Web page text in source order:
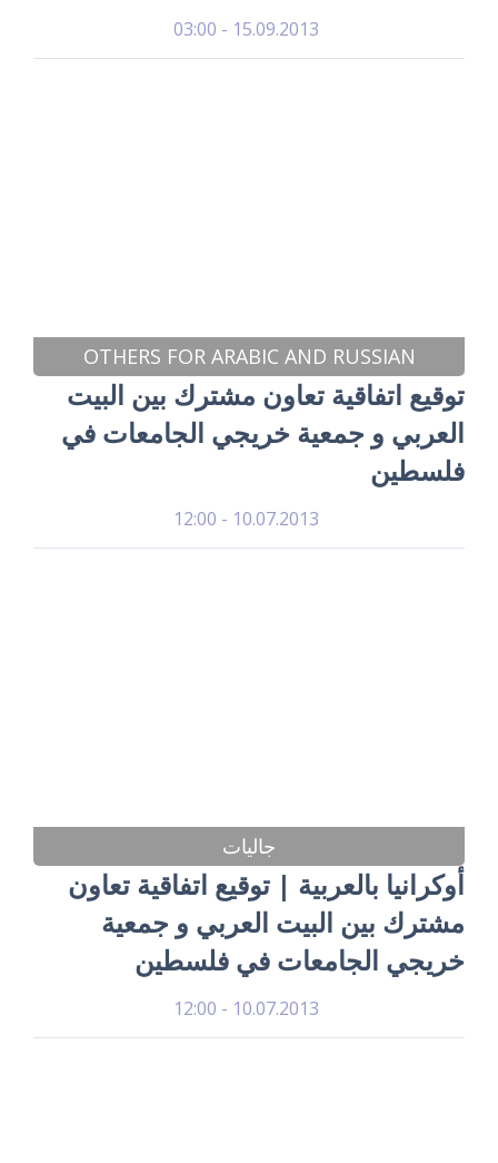
15.09.2013 - 03:00
OTHERS FOR ARABIC AND RUSSIAN
توقيع اتفاقية تعاون مشترك بين البيت
العربي و جمعية خريجي الجامعات في
فلسطين
10.07.2013 - 12:00
جاليات
أوكرانيا بالعربية | توقيع اتفاقية تعاون
مشترك بين البيت العربي و جمعية
خريجي الجامعات في فلسطين
10.07.2013 - 12:00